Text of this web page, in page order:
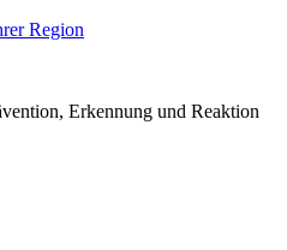
Region
Erkennung und Reaktion